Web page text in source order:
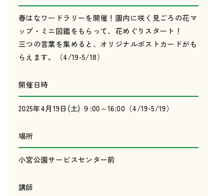
春はなワードラリーを開催！園内に咲く見ごろの花マ
ップ・ミニ図鑑をもらって、花めぐりスタート！
三つの言葉を集めると、オリジナルポストカードがも
らえます。（4/19-5/18）
開催日時
2025年4月19日(土) ９:00～16:00（4/19-5/19）
場所
小宮公園サービスセンター前
講師